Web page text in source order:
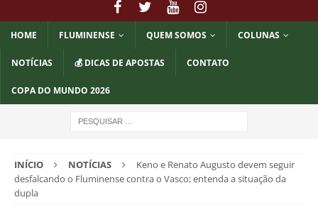
HOME FLUMINENSE QUEM SOMOS COLUNAS
NOTÍCIAS 💰 DICAS DE APOSTAS CONTATO
COPA DO MUNDO 2026
INÍCIO NOTÍCIAS
Keno e Renato Augusto devem seguir
desfalcando o Fluminense contra o Vasco; entenda a situação da
dupla